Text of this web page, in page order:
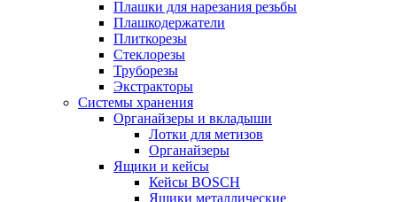
Плашки для нарезания резьбы
Плашкодержатели
Плиткорезы
Стеклорезы
Труборезы
Экстракторы
Системы хранения
Органайзеры и вкладыши
Лотки для метизов
Органайзеры
Ящики и кейсы
Кейсы BOSCH
Ящики металлические